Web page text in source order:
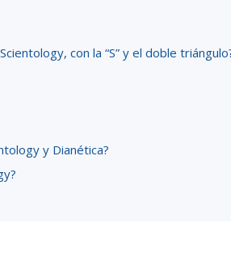
con la “S” y el doble
y Dianética?